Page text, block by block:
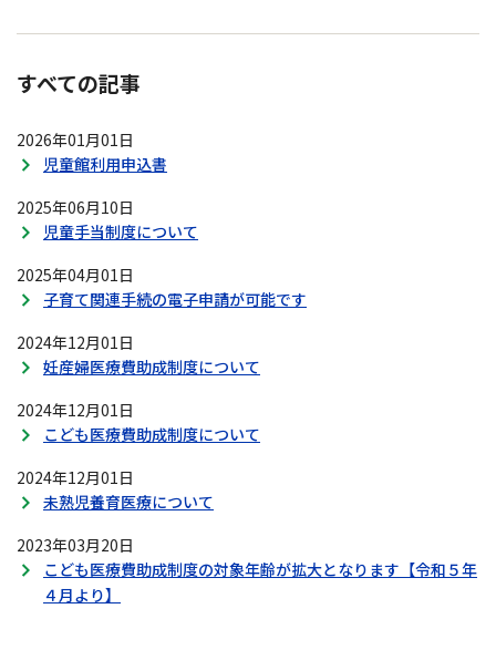
すべての記事
2026年01月01日
児童館利用申込書
2025年06月10日
児童手当制度について
2025年04月01日
子育て関連手続の電子申請が可能です
2024年12月01日
妊産婦医療費助成制度について
2024年12月01日
こども医療費助成制度について
2024年12月01日
未熟児養育医療について
2023年03月20日
こども医療費助成制度の対象年齢が拡大となります【令和５年
４月より】